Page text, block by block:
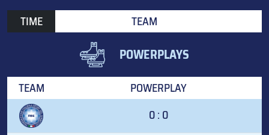
TIME TEAM
POWERPLAYS
TEAM
POWERPLAY
0 : 0